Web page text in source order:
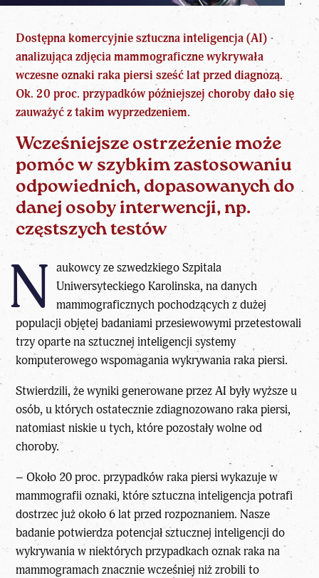
Dostępna komercyjnie sztuczna inteligencja (AI)
analizująca zdjęcia mammograficzne wykrywała
wczesne oznaki raka piersi sześć lat przed diagnozą.
Ok. 20 proc. przypadków późniejszej choroby dało się
zauważyć z takim wyprzedzeniem.
Wcześniejsze ostrzeżenie może
pomóc w szybkim zastosowaniu
odpowiednich, dopasowanych do
danej osoby interwencji, np.
częstszych testów
N aukowcy ze szwedzkiego Szpitala
Uniwersyteckiego Karolinska, na danych
mammograficznych pochodzących z dużej
populacji objętej badaniami przesiewowymi przetestowali
trzy oparte na sztucznej inteligencji systemy
komputerowego wspomagania wykrywania raka piersi.
Stwierdzili, że wyniki generowane przez AI były wyższe u
osób, u których ostatecznie zdiagnozowano raka piersi,
natomiast niskie u tych, które pozostały wolne od
choroby.
– Około 20 proc. przypadków raka piersi wykazuje w
mammografii oznaki, które sztuczna inteligencja potrafi
dostrzec już około 6 lat przed rozpoznaniem. Nasze
badanie potwierdza potencjał sztucznej inteligencji do
wykrywania w niektórych przypadkach oznak raka na
mammogramach znacznie wcześniej niż zrobili to